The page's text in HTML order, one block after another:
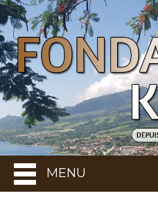
MENU